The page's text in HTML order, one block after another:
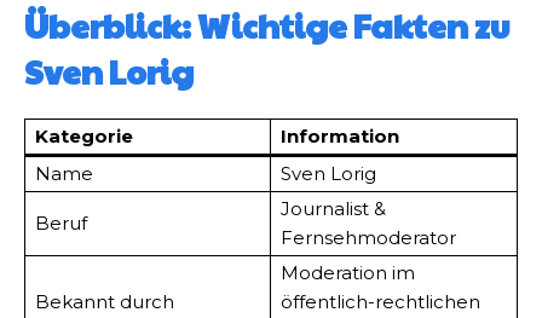
Überblick: Wichtige Fakten zu
Sven Lorig
Kategorie
Information
Name
Sven Lorig
Beruf
Journalist &
Fernsehmoderator
Bekannt durch
Moderation im
öffentlich-rechtlichen